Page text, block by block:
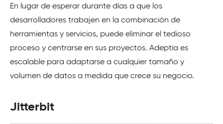
En lugar de esperar durante días a que los
desarrolladores trabajen en la combinación de
herramientas y servicios, puede eliminar el tedioso
proceso y centrarse en sus proyectos. Adeptia es
escalable para adaptarse a cualquier tamaño y
volumen de datos a medida que crece su negocio.
Jitterbit